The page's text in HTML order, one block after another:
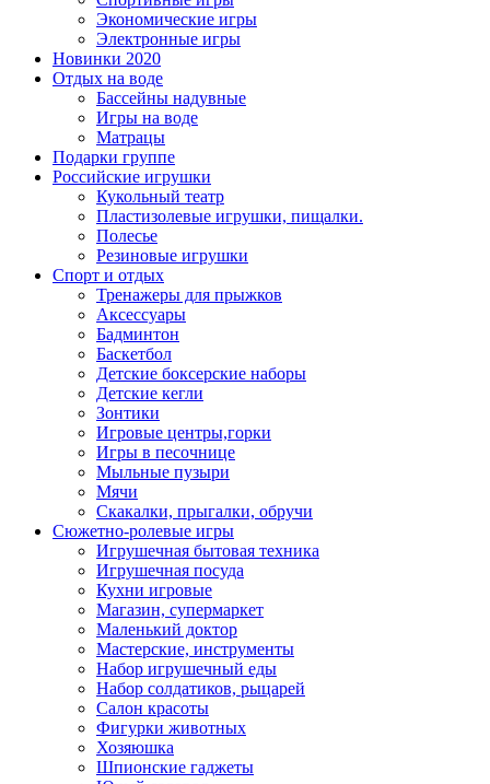
Экономические игры
Электронные игры
Новинки 2020
Отдых на воде
Бассейны надувные
Игры на воде
Матрацы
Подарки группе
Российские игрушки
Кукольный театр
Пластизолевые игрушки, пищалки.
Полесье
Резиновые игрушки
Спорт и отдых
Тренажеры для прыжков
Аксессуары
Бадминтон
Баскетбол
Детские боксерские наборы
Детские кегли
Зонтики
Игровые центры,горки
Игры в песочнице
Мыльные пузыри
Мячи
Скакалки, прыгалки, обручи
Сюжетно-ролевые игры
Игрушечная бытовая техника
Игрушечная посуда
Кухни игровые
Магазин, супермаркет
Маленький доктор
Мастерские, инструменты
Набор игрушечный еды
Набор солдатиков, рыцарей
Салон красоты
Фигурки животных
Хозяюшка
Шпионские гаджеты